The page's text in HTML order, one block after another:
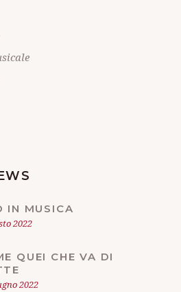
IN MUSICA
2022
QUEI CHE VA DI
2022